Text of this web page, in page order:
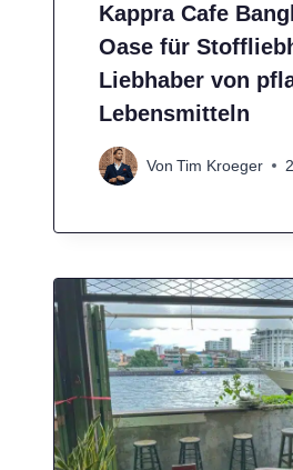
Kappra Cafe
Oase für
Liebhaber von
Lebensmitteln
Von Tim Kroeger